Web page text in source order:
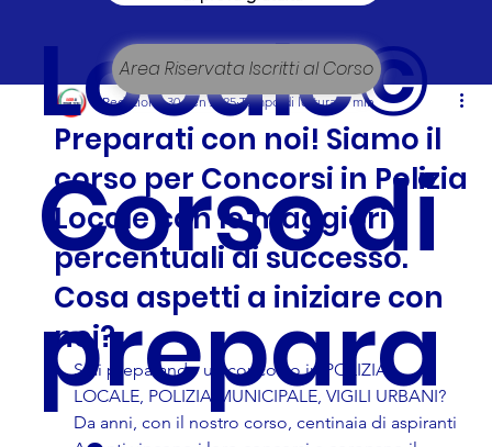
Locale©
Corso di
prepara
Area Riservata Iscritti al Corso
Preparati con noi! Siamo il
corso per Concorsi in Polizia
Locale con le maggiori
percentuali di successo.
Cosa aspetti a iniziare con
noi?
Redazione 30 gen 2025 Tempo di lettura: 1 min
Stai preparando un concorso in POLIZIA
LOCALE, POLIZIA MUNICIPALE, VIGILI URBANI?
Da anni, con il nostro corso, centinaia di aspiranti